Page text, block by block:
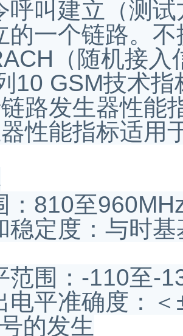
呼叫建立（测
的一个链路。
（随机接入
10 GSM技术
路发生器性能
性能指标适用
：810至
稳定度：与时
范围：-110至-
电平准确度：
的发生